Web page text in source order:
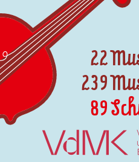
22
239
89
Main